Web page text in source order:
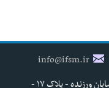
info@ifsm.ir
تهران - خیابان شهید مفتح جنوبی - خیابان ورزنده - پلاک ۱۷ -